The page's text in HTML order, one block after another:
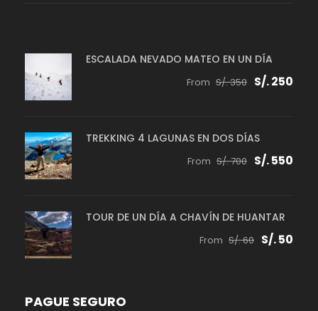
ESCALADA NEVADO MATEO EN UN DÍA
From S/. 350 S/. 250
TREKKING 4 LAGUNAS EN DOS DÍAS
From S/. 700 S/. 550
TOUR DE UN DÍA A CHAVÍN DE HUANTAR
From S/. 60 S/. 50
PAGUE SEGURO